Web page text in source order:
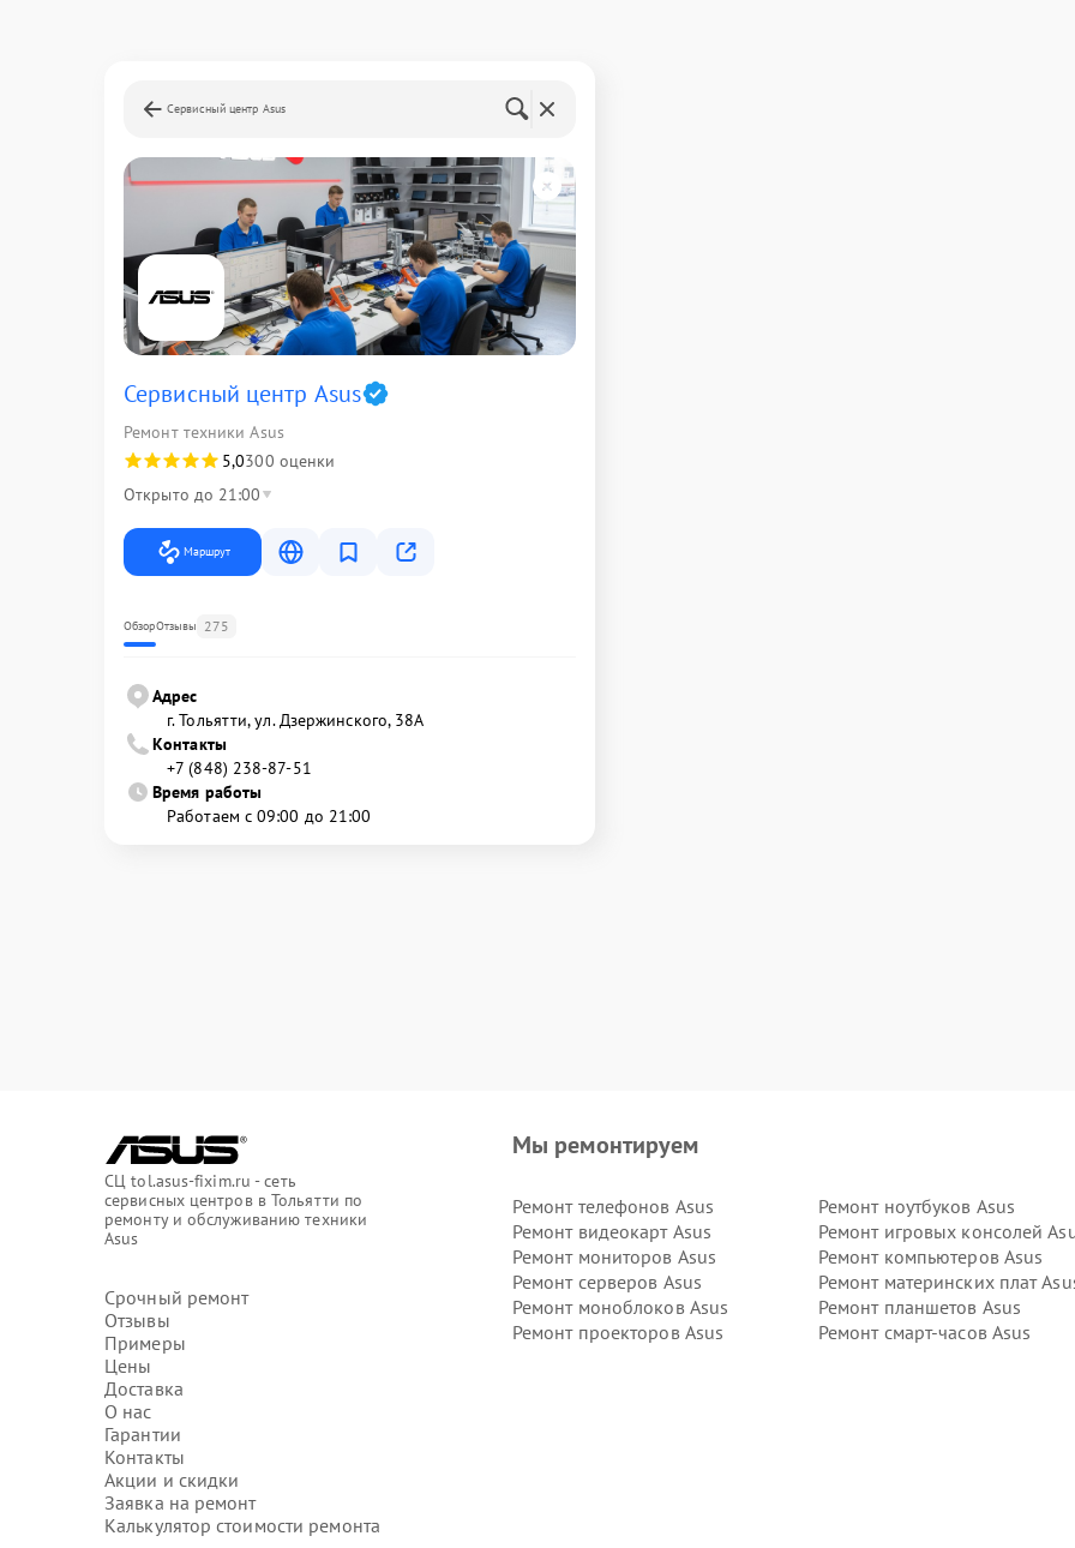
Сервисный центр Asus
Сервисный центр Asus
Ремонт техники Asus
5,0300 оценки
Открыто до 21:00
Маршрут
ОбзорОтзывы 275
Адрес
г. Тольятти, ул. Дзержинского, 38А
Контакты
+7 (848) 238-87-51
Время работы
Работаем с 09:00 до 21:00
СЦ tol.asus-fixim.ru - сеть
сервисных центров в Тольятти по
ремонту и обслуживанию техники
Asus
Срочный ремонт
Отзывы
Примеры
Цены
Доставка
О нас
Гарантии
Контакты
Акции и скидки
Заявка на ремонт
Калькулятор стоимости ремонта
Мы ремонтируем
Ремонт телефонов Asus
Ремонт ноутбуков Asus
Ремонт видеокарт Asus
Ремонт игровых консолей
Ремонт мониторов Asus
Ремонт компьютеров Asus
Ремонт серверов Asus
Ремонт материнских плат
Ремонт моноблоков Asus
Ремонт планшетов Asus
Ремонт проекторов Asus
Ремонт смарт-часов Asus